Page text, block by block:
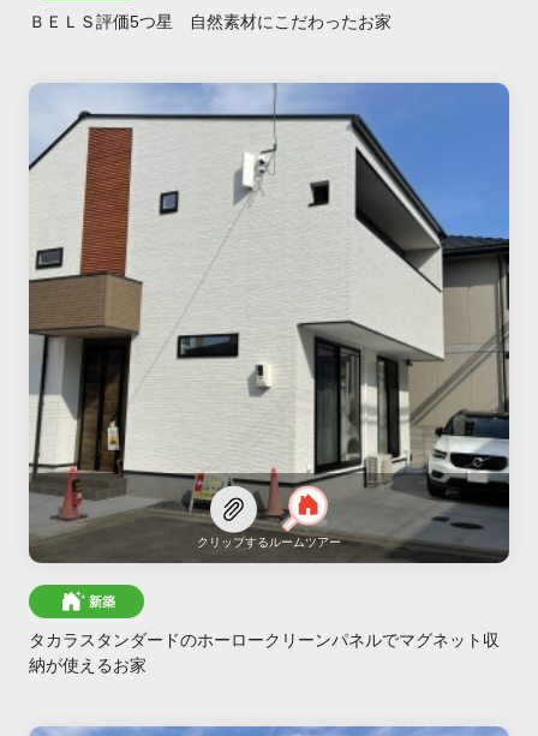
ＢＥＬＳ評価5つ星 自然素材にこだわったお家
クリップするルームツアー
新築
タカラスタンダードのホーロークリーンパネルでマグネット収
納が使えるお家